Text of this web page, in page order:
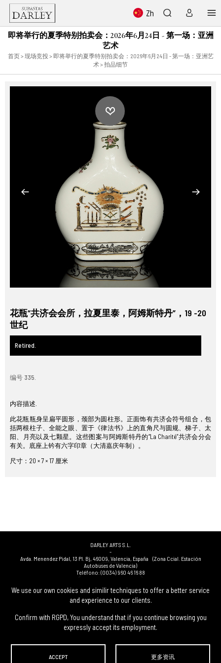
We use our own cookies and similir techniques to offer a better service
and experience to our clients.
Confirm with RGPD, You understand that if you continue browsing you
expressly accept its employment.
ACCEPT 更多资讯
Zh
即将举行的夏季特别拍卖会：2026年6月24日 - 第一场：亚洲
艺术
首页> 现场竞投 > 即将举行的夏季特别拍卖会：2026年6月24日 - 第一场：亚洲艺
术> 拍品细节
花瓶“共济会会所，拉夏里泰，阿姆斯特丹”，19 -20
世纪
Retired.
编号 335.
内容描述.
此花瓶瓶身呈扁平圆形，颈部为圆柱形。正面饰有共济会符号组合，包
括两根柱子、全能之眼、置于《律法书》上的直角尺与圆规、梯子、太
阳、月亮以及七颗星。这些图案与阿姆斯特丹的“La Charité”共济会分会
有关。底座上钤有六字印章（大清嘉庆年制）。
尺寸：20 × 7 × 17 厘米
DARLEY ARTS S.L.
-
Avda. Menendez Pidal, 13 Pl. Bj, 46009, Valencia, España (Zona Ccial. Estación
Autobuses de Valencia)
Teléfono:(0034) 960 46 16 88
(0034) 963 40 48 21
-
(0034) 669 53 68 89 (solo WhatsApp)
info@subastasdarley.com